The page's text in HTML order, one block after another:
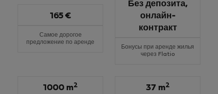
Самое дорогое
предложение по аренде
165 €
Бонусы при аренде жилья
через Flatio
Без депозита,
онлайн-
контракт
1000 m2 37 m2